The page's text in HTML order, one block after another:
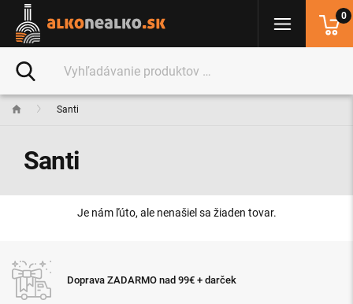
Santi
Santi
Je nám ľúto, ale nenašiel sa žiaden tovar.
Doprava ZADARMO nad 99€ + darček
0